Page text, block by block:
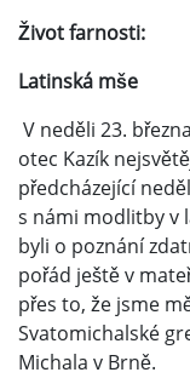
Život farnosti:
Latinská mše
V neděli 23.
otec Kazík
předcházející
s námi modlitby v
byli o poznání
pořád ještě v
přes to, že jsme
Svatomichalské
Michala v Brně.